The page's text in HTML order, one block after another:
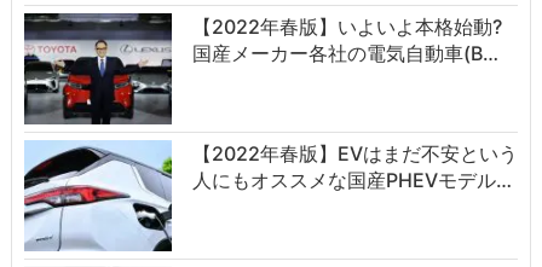
【2022年春版】いよいよ本格始動?
国産メーカー各社の電気自動車(B…
【2022年春版】EVはまだ不安という
人にもオススメな国産PHEVモデル…